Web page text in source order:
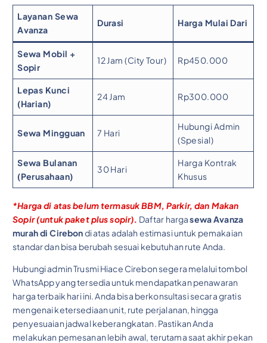
Layanan Sewa
Avanza
Durasi Harga Mulai Dari
Sewa Mobil +
Sopir
12 Jam (City Tour) Rp450.000
Lepas Kunci
(Harian)
24 Jam Rp300.000
Sewa Mingguan 7 Hari
Hubungi Admin
(Spesial)
Sewa Bulanan
(Perusahaan)
30 Hari
Harga Kontrak
Khusus
*Harga di atas belum termasuk BBM, Parkir, dan Makan
Sopir (untuk paket plus sopir). Daftar hargasewa Avanza
murah di Cirebondi atas adalah estimasi untuk pemakaian
standar dan bisa berubah sesuai kebutuhan rute Anda.
Hubungi admin Trusmi Hiace Cirebon segera melalui tombol
WhatsApp yang tersedia untuk mendapatkan penawaran
harga terbaik hari ini. Anda bisa berkonsultasi secara gratis
mengenai ketersediaan unit, rute perjalanan, hingga
penyesuaian jadwal keberangkatan. Pastikan Anda
melakukan pemesanan lebih awal, terutama saat akhir pekan